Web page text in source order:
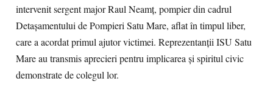
intervenit sergent major Raul Neamț, pompier din cadrul
Detașamentului de Pompieri Satu Mare, aflat în timpul liber,
care a acordat primul ajutor victimei. Reprezentanții ISU Satu
Mare au transmis aprecieri pentru implicarea și spiritul civic
demonstrate de colegul lor.